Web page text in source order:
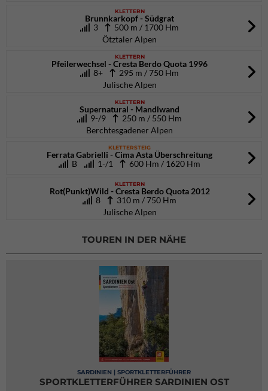
KLETTERN
Brunnkarkopf - Südgrat
3
500 m / 1700 Hm
Ötztaler Alpen
KLETTERN
Pfeilerwechsel - Cresta Berdo Quota 1996
8+
295 m / 750 Hm
Julische Alpen
KLETTERN
Supernatural - Mandlwand
9-/9
250 m / 550 Hm
Berchtesgadener Alpen
KLETTERSTEIG
Ferrata Gabrielli - Cima Asta Überschreitung
B
1-/1 600 Hm / 1620 Hm
KLETTERN
Rot(Punkt)Wild - Cresta Berdo Quota 2012
8
310 m / 750 Hm
Julische Alpen
TOUREN IN DER NÄHE
SARDINIEN | SPORTKLETTERFÜHRER
SPORTKLETTERFÜHRER SARDINIEN OST